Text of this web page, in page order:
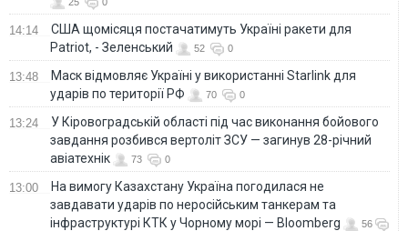
14:14
США щомісяця постачатимуть Україні ракети для
Patriot, - Зеленський
52 0
13:48
Маск відмовляє Україні у використанні Starlink для
ударів по території РФ
70 0
13:24
У Кіровоградській області під час виконання бойового
завдання розбився вертоліт ЗСУ — загинув 28-річний
авіатехнік
73 0
13:00
На вимогу Казахстану Україна погодилася не
завдавати ударів по неросійським танкерам та
інфраструктурі КТК у Чорному морі — Bloomberg
56